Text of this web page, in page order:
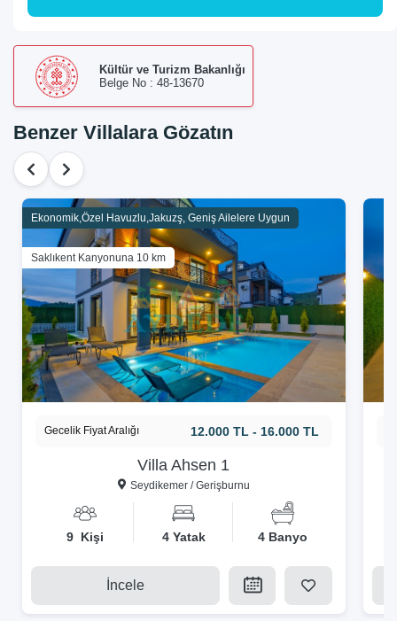
Kültür ve Turizm Bakanlığı
Belge No : 48-13670
Benzer Villalara Gözatın
Ekonomik,Özel Havuzlu,Jakuzş, Geniş Ailelere Uygun
Saklıkent Kanyonuna 10 km
Villa Ahsen 1
Seydikemer / Gerişburnu
Gecelik Fiyat Aralığı 12.000 TL - 16.000 TL
9 Kişi 4 Yatak 4 Banyo
İncele